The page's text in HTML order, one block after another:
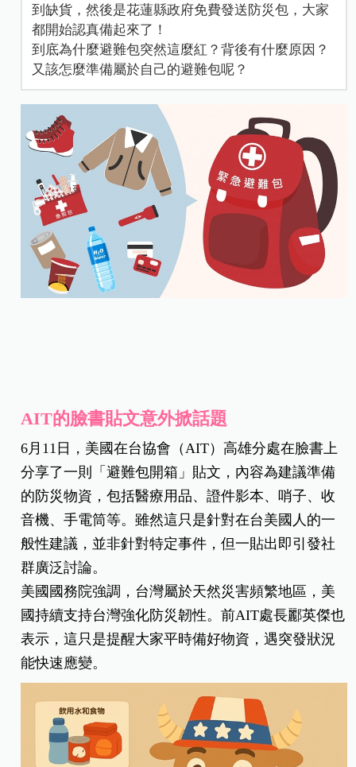
到缺貨，然後是花蓮縣政府免費發送防災包，大家
都開始認真備起來了！
到底為什麼避難包突然這麼紅？背後有什麼原因？
又該怎麼準備屬於自己的避難包呢？
AIT的臉書貼文意外掀話題
6月11日，美國在台協會（AIT）高雄分處在臉書上
分享了一則「避難包開箱」貼文，內容為建議準備
的防災物資，包括醫療用品、證件影本、哨子、收
音機、手電筒等。雖然這只是針對在台美國人的一
般性建議，並非針對特定事件，但一貼出即引發社
群廣泛討論。
美國國務院強調，台灣屬於天然災害頻繁地區，美
國持續支持台灣強化防災韌性。前AIT處長酈英傑也
表示，這只是提醒大家平時備好物資，遇突發狀況
能快速應變。